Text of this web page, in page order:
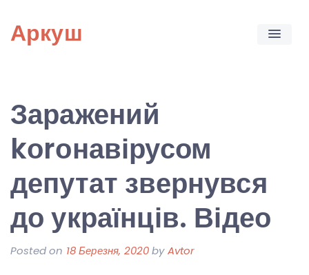
content
Аркуш
Заражений
kоrонавірусом
депутат звернувся
до українців. Відео
Posted on 18 Березня, 2020byAvtor